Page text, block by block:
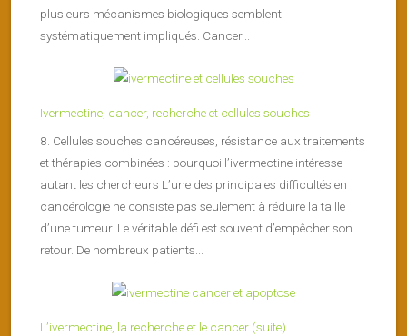
plusieurs mécanismes biologiques semblent
systématiquement impliqués. Cancer...
Ivermectine, cancer, recherche et cellules souches
8. Cellules souches cancéreuses, résistance aux traitements
et thérapies combinées : pourquoi l’ivermectine intéresse
autant les chercheurs L’une des principales difficultés en
cancérologie ne consiste pas seulement à réduire la taille
d’une tumeur. Le véritable défi est souvent d’empêcher son
retour. De nombreux patients...
L’ivermectine, la recherche et le cancer (suite)